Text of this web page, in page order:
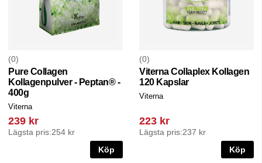
0
Pure Collagen
Kollagenpulver - Peptan® -
400g
Viterna
239 kr
Lägsta pris:254 kr
Köp
0
Viterna Collaplex Kollagen
120 Kapslar
Viterna
223 kr
Lägsta pris:237 kr
Köp